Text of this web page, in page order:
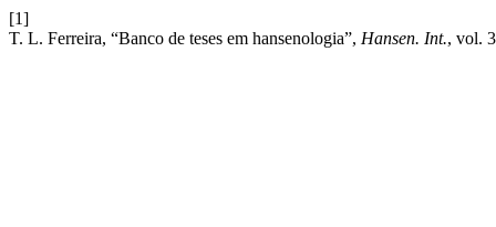
[1]
T. L. Ferreira, “Banco de teses em hansenologia”, Hansen. Int., vol.